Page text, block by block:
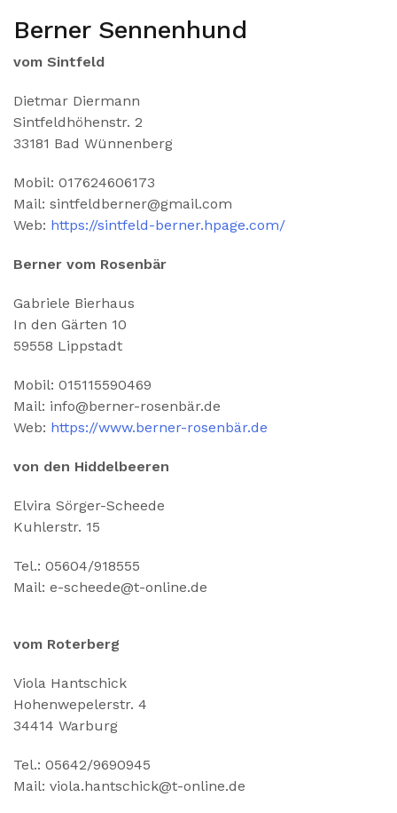
Berner Sennenhund
vom Sintfeld
Dietmar Diermann
Sintfeldhöhenstr. 2
33181 Bad Wünnenberg
Mobil: 017624606173
Mail: sintfeldberner@gmail.com
Web: https://sintfeld-berner.hpage.com/
Berner vom Rosenbär
Gabriele Bierhaus
In den Gärten 10
59558 Lippstadt
Mobil: 015115590469
Mail: info@berner-rosenbär.de
Web: https://www.berner-rosenbär.de
von den Hiddelbeeren
Elvira Sörger-Scheede
Kuhlerstr. 15
Tel.: 05604/918555
Mail: e-scheede@t-online.de
vom Roterberg
Viola Hantschick
Hohenwepelerstr. 4
34414 Warburg
Tel.: 05642/9690945
Mail: viola.hantschick@t-online.de